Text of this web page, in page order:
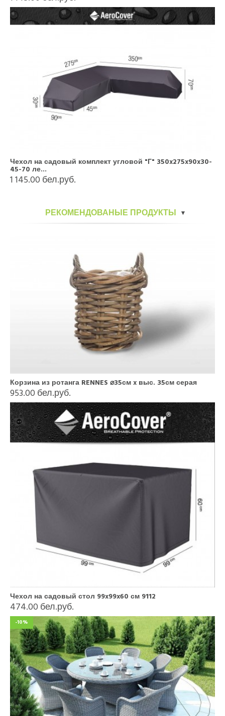
Чехол на садовый комплект угловой "Г" 350x275x90x30-
45-70 ле...
1 145.00 бел.руб.
РЕКОМЕНДОВАНЫЕ ПРОДУКТЫ
Корзина из ротанга RENNES ⌀35см x выс. 35см серая
953.00 бел.руб.
Чехол на садовый стол 99x99x60 см 9112
474.00 бел.руб.
-10%